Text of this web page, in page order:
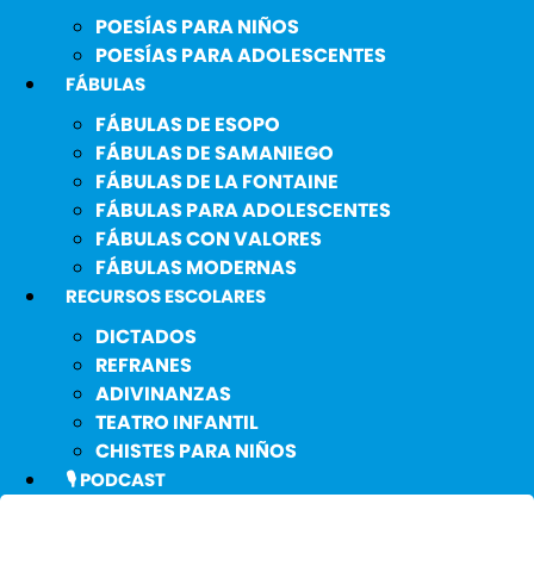
POESÍAS PARA NIÑOS
POESÍAS PARA ADOLESCENTES
FÁBULAS
FÁBULAS DE ESOPO
FÁBULAS DE SAMANIEGO
FÁBULAS DE LA FONTAINE
FÁBULAS PARA ADOLESCENTES
FÁBULAS CON VALORES
FÁBULAS MODERNAS
RECURSOS ESCOLARES
DICTADOS
REFRANES
ADIVINANZAS
TEATRO INFANTIL
CHISTES PARA NIÑOS
🎙️ PODCAST